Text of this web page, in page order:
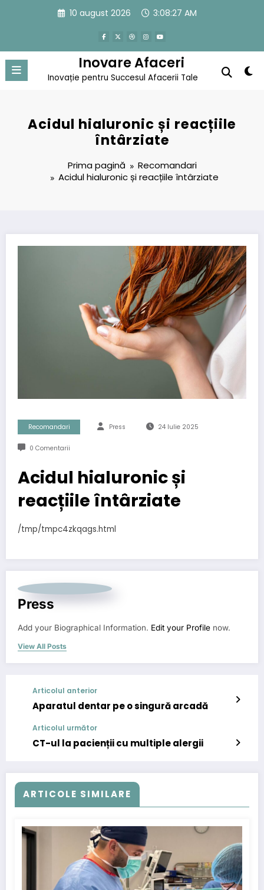
10 august 2026 3:08:27 AM
Inovare Afaceri
Inovație pentru Succesul Afacerii Tale
Acidul hialuronic și reacțiile
întârziate
Prima pagină
Recomandari
Acidul hialuronic și reacțiile întârziate
Recomandari Press 24 Iulie 2025
0 Comentarii
Acidul hialuronic și
reacțiile întârziate
/tmp/tmpc4zkqags.html
Press
Add your Biographical Information. Edit your Profile now.
View All Posts
Articolul anterior
Aparatul dentar pe o singură arcadă
Articolul următor
CT-ul la pacienții cu multiple alergii
ARTICOLE SIMILARE